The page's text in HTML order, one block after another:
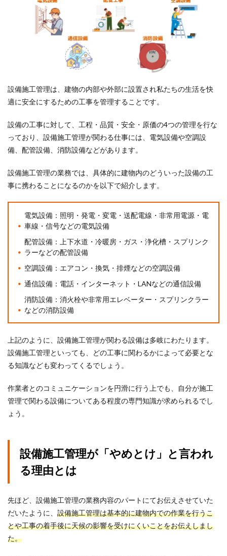
設備施工管理は、建物の内部や外部に設置され私たちの生活を快
適に安全にするための工事を管理することです。
設備の工事に対して、工程・品質・安全・原価の4つの管理を行な
っており、設備施工管理が関わる仕事には、電気設備や空調設
備、配管設備、消防設備などがあります。
設備施工管理の業務では、具体的に建物内のどういった設備の工
事に携わることになるのかを以下で紹介します。
電気設備：照明・発電・変電・送配電線・非常用電源・電
車線・信号などの電気設備
配管設備：上下水道・冷暖房・ガス・浄化槽・スプリンク
ラーなどの配管設備
空調設備：エアコン・換気・排煙などの空調設備
通信設備：電話・インターネット・LANなどの通信設備
消防設備：消火栓や非常用エレベーター・スプリンクラー
などの消防設備
上記のように、設備施工管理が関わる設備は多岐にわたります。
設備施工管理といっても、どの工事に関わるかによって必要とな
る知識なども変わってくるでしょう。
作業者とのコミュニケーションを円滑に行う上でも、自分が施工
管理で関わる設備についてある程度の専門知識が求められるでし
ょう。
設備施工管理が「やめとけ」と言われ
る理由とは
先ほど、設備施工管理の業務内容のパートにてお伝えさせていた
だいたように、 設備施工管理は基本的に建物内での作業を行うこ
とや工事の着手後に天候の影響を受けにくいことをお伝えしまし
た。